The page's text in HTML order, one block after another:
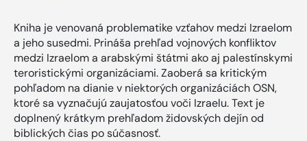
Kniha je venovaná problematike vzťahov medzi Izraelom
a jeho susedmi. Prináša prehľad vojnových konfliktov
medzi Izraelom a arabskými štátmi ako aj palestínskymi
teroristickými organizáciami. Zaoberá sa kritickým
pohľadom na dianie v niektorých organizáciách OSN,
ktoré sa vyznačujú zaujatosťou voči Izraelu. Text je
doplnený krátkym prehľadom židovských dejín od
biblických čias po súčasnosť.